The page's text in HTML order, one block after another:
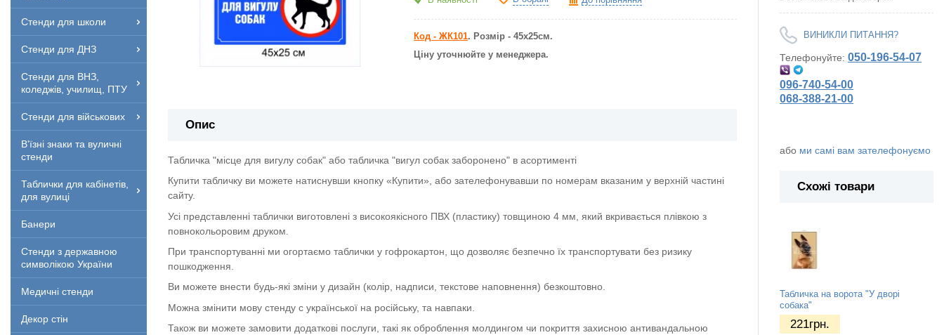
Стенди для школи
Стенди для ДНЗ
Стенди для ВНЗ,
коледжів, училищ, ПТУ
Стенди для військових
В'їзні знаки та вуличні
стенди
Таблички для кабінетів,
для вулиці
Банери
Стенди з державною
символікою України
Медичні стенди
Декор стін
Код - ЖК101. Розмір - 45х25см.
Ціну уточнюйте у менеджера.
Опис
Табличка "місце для вигулу собак" або табличка "вигул собак заборонено" в асортименті
Купити табличку ви можете натиснувши кнопку «Купити», або зателефонувавши по номерам вказаним у верхній частині
сайту.
Усі представленні таблички виготовлені з високоякісного ПВХ (пластику) товщиною 4 мм, який вкривається плівкою з
повнокольоровим друком.
При транспортуванні ми огортаємо таблички у гофрокартон, що дозволяє безпечно їх транспортувати без ризику
пошкодження.
Ви можете внести будь-які зміни у дизайн (колір, надписи, текстове наповнення) безкоштовно.
Можна змінити мову стенду с української на російську, та навпаки.
Також ви можете замовити додаткові послуги, такі як оброблення молдингом чи покриття захисною антивандальною
ВИНИКЛИ ПИТАННЯ?
Телефонуйте: 050-196-54-07
096-740-54-00
068-388-21-00
або ми самі вам зателефонуємо
Схожі товари
Табличка на ворота "У дворі
собака"
221грн.